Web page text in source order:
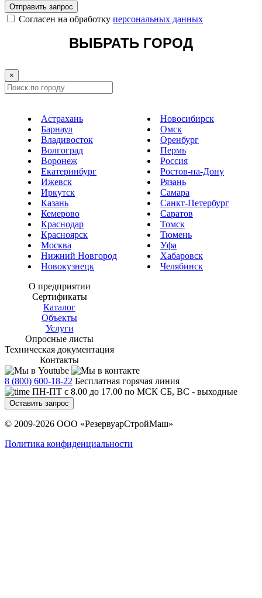
Отправить запрос
Cогласен на обработку персональных данных
ВЫБРАТЬ ГОРОД
×
Астрахань
Барнаул
Владивосток
Волгоград
Воронеж
Екатеринбург
Ижевск
Иркутск
Казань
Кемерово
Краснодар
Красноярск
Москва
Нижний Новгород
Новокузнецк
Новосибирск
Омск
Оренбург
Пермь
Россия
Ростов-на-Дону
Рязань
Самара
Санкт-Петербург
Саратов
Томск
Тюмень
Уфа
Хабаровск
Челябинск
О предприятии
Сертификаты
Каталог
Объекты
Услуги
Опросные листы
Техническая документация
Контакты
8 (800) 600-18-22 Бесплатная горячая линия
ПН-ПТ с 8.00 до 17.00 по МСК СБ, ВС - выходные
Оставить запрос
© 2009-2026 ООО «РезервуарСтройМаш»
Политика конфиденциальности